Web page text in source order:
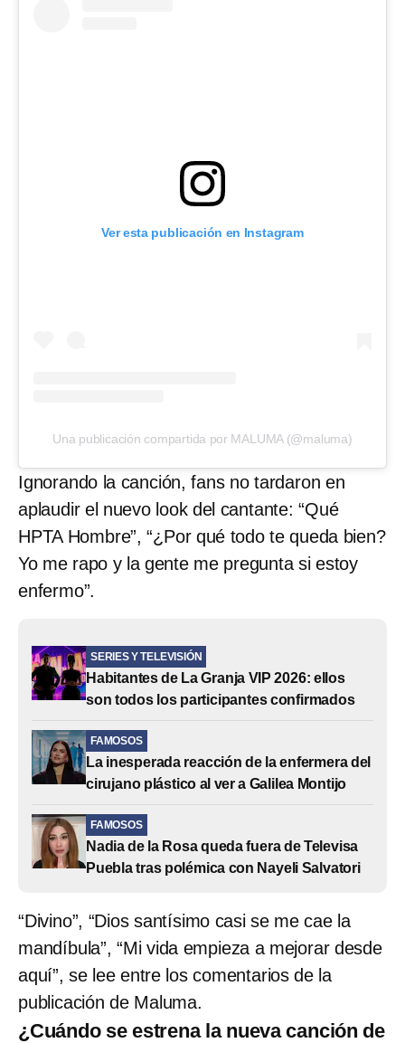
Ver esta publicación en Instagram
Una publicación compartida por MALUMA (@maluma)
Ignorando la canción, fans no tardaron en
aplaudir el nuevo look del cantante: “Qué
HPTA Hombre”, “¿Por qué todo te queda bien?
Yo me rapo y la gente me pregunta si estoy
enfermo”.
SERIES Y TELEVISIÓN
Habitantes de La Granja VIP 2026: ellos
son todos los participantes confirmados
FAMOSOS
La inesperada reacción de la enfermera del
cirujano plástico al ver a Galilea Montijo
FAMOSOS
Nadia de la Rosa queda fuera de Televisa
Puebla tras polémica con Nayeli Salvatori
“Divino”, “Dios santísimo casi se me cae la
mandíbula”, “Mi vida empieza a mejorar desde
aquí”, se lee entre los comentarios de la
publicación de Maluma.
¿Cuándo se estrena la nueva canción de